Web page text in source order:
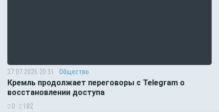
27.07.2026 20:31 Общество
Кремль продолжает переговоры с Telegram о
восстановлении доступа
0 182